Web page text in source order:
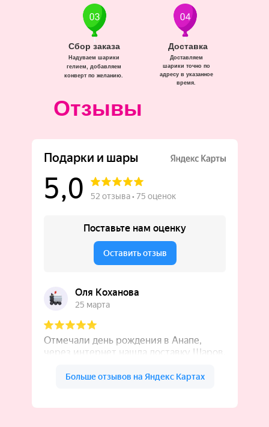
Доставка
Доставляем
шарики точно по
адресу в указанное
время.
Сбор заказа
Надуваем шарики
гелием, добавляем
конверт по желанию.
Отзывы